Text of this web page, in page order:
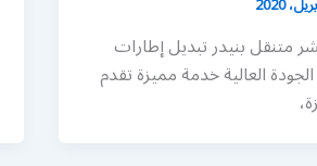
متنقل بنيدر تبديل إطارات
العالية خدمة مميزة تقدم